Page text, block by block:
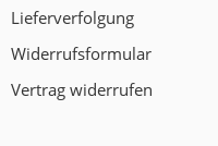
Lieferverfolgung
Widerrufsformular
Vertrag widerrufen